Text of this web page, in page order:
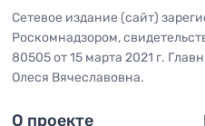
Сетевое издание (сайт)
Роскомнадзором,
80505 от 15 марта 2021 г.
Олеся Вячеславовна.
О проекте